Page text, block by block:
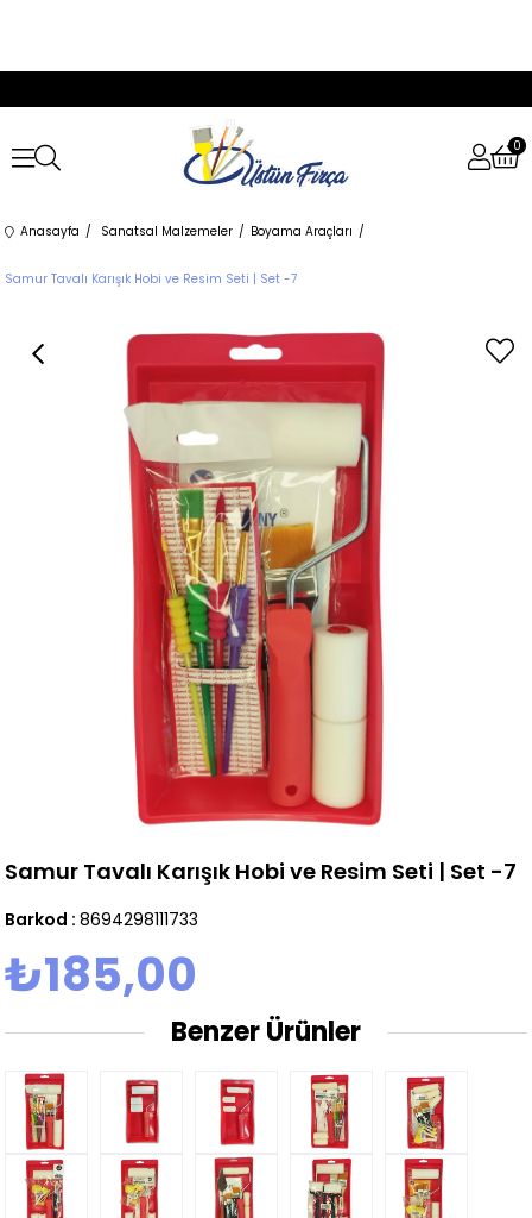
0
Anasayfa Sanatsal Malzemeler Boyama Araçları
Samur Tavalı Karışık Hobi ve Resim Seti | Set -7
Samur Tavalı Karışık Hobi ve Resim Seti | Set -7
Barkod : 8694298111733
₺185,00
Benzer Ürünler